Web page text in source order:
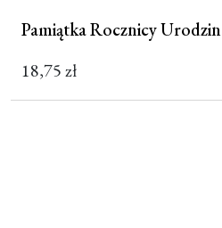
Pamiątka Rocznicy Urodzin
18,75zł